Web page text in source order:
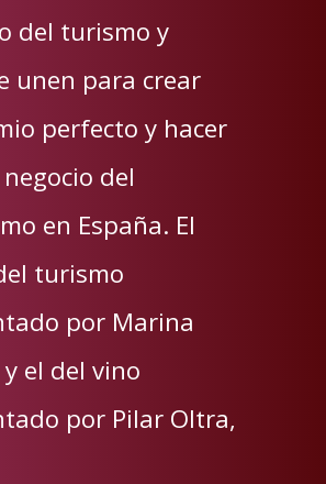
del turismo y
unen para crear
perfecto y hacer
del
en España. El
turismo
por Marina
el del vino
por Pilar Oltra,